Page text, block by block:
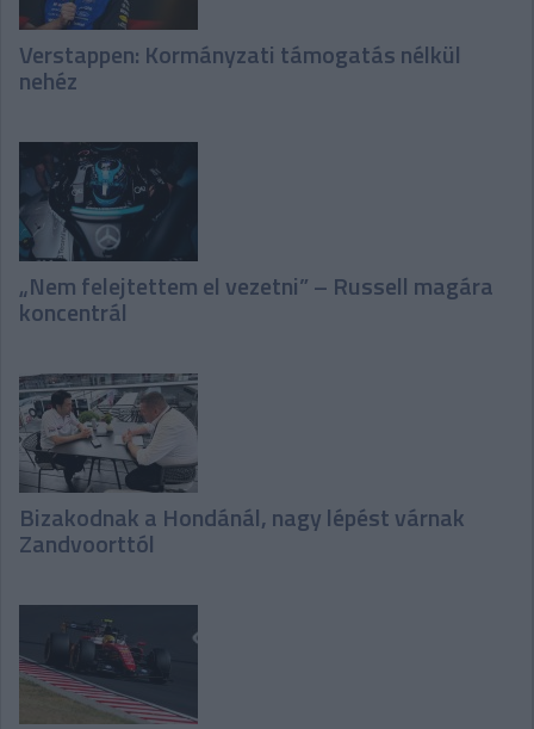
Verstappen: Kormányzati támogatás nélkül
nehéz
„Nem felejtettem el vezetni” – Russell magára
koncentrál
Bizakodnak a Hondánál, nagy lépést várnak
Zandvoorttól